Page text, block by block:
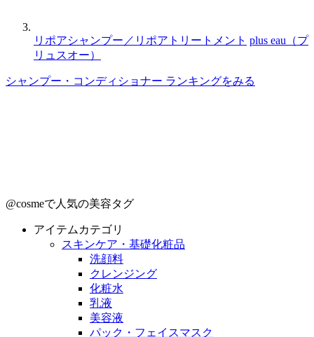
リポアシャンプー／リポアトリートメント plus eau（プ
リュスオー）
シャンプー・コンディショナー ランキングをみる
@cosmeで人気の美容タグ
アイテムカテゴリ
スキンケア・基礎化粧品
洗顔料
クレンジング
化粧水
乳液
美容液
パック・フェイスマスク